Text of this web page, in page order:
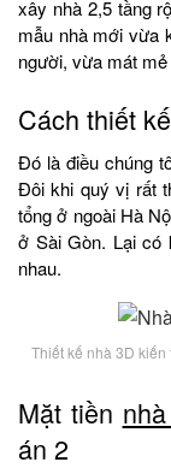
xây nhà 2,5 tầng
mẫu nhà mới vừa
người, vừa mát
Cách thiết
Đó là điều chúng
Đôi khi quý vị rất
tổng ở ngoài Hà
ở Sài Gòn. Lại có
nhau.
Thiết kế nhà 3D
Mặt tiền
án 2